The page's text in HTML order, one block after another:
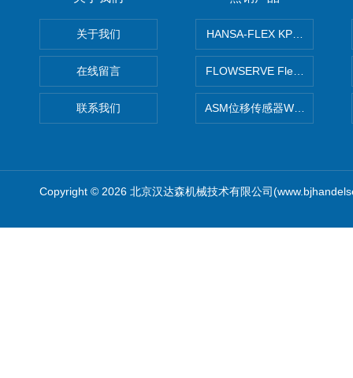
关于我们
在线留言
联系我们
HANSA-FLEX KP100P紧凑
FLOWSERVE Flex Wedge闸
ASM位移传感器WS10-750
Copyright © 2026 北京汉达森机械技术有限公司